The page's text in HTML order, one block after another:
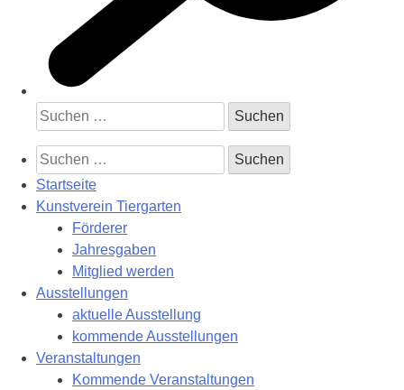
Suchen
nach:
Suchen
nach:
Startseite
Kunstverein Tiergarten
Förderer
Jahresgaben
Mitglied werden
Ausstellungen
aktuelle Ausstellung
kommende Ausstellungen
Veranstaltungen
Kommende Veranstaltungen